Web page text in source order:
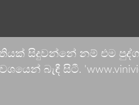
සිදුවන්නේ නම් එම
බැඳී සිටී.